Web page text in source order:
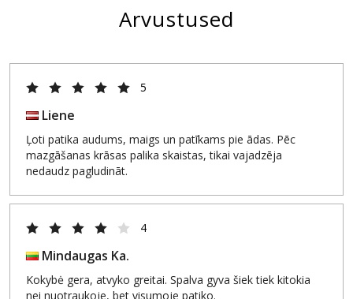
Arvustused
5
Liene
Ļoti patika audums, maigs un patīkams pie ādas. Pēc
mazgāšanas krāsas palika skaistas, tikai vajadzēja
nedaudz pagludināt.
4
Mindaugas Ka.
Kokybė gera, atvyko greitai. Spalva gyva šiek tiek kitokia
nei nuotraukoje, bet visumoje patiko.